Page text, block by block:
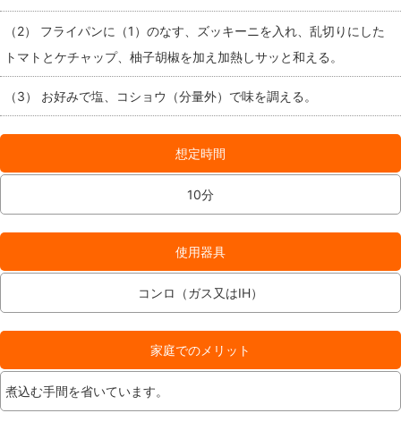
（2） フライパンに（1）のなす、ズッキーニを入れ、乱切りにした
トマトとケチャップ、柚子胡椒を加え加熱しサッと和える。
（3） お好みで塩、コショウ（分量外）で味を調える。
想定時間
10分
使用器具
コンロ（ガス又はIH）
家庭でのメリット
煮込む手間を省いています。